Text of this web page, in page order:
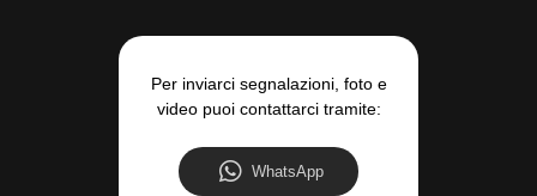
Per inviarci segnalazioni, foto e
video puoi contattarci tramite:
WhatsApp